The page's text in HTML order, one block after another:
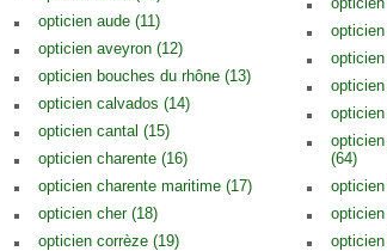
opticien aude (11)
opticien aveyron (12)
opticien bouches du rhône (13)
opticien calvados (14)
opticien cantal (15)
opticien charente (16)
opticien charente maritime (17)
opticien cher (18)
opticien corrèze (19)
(64)